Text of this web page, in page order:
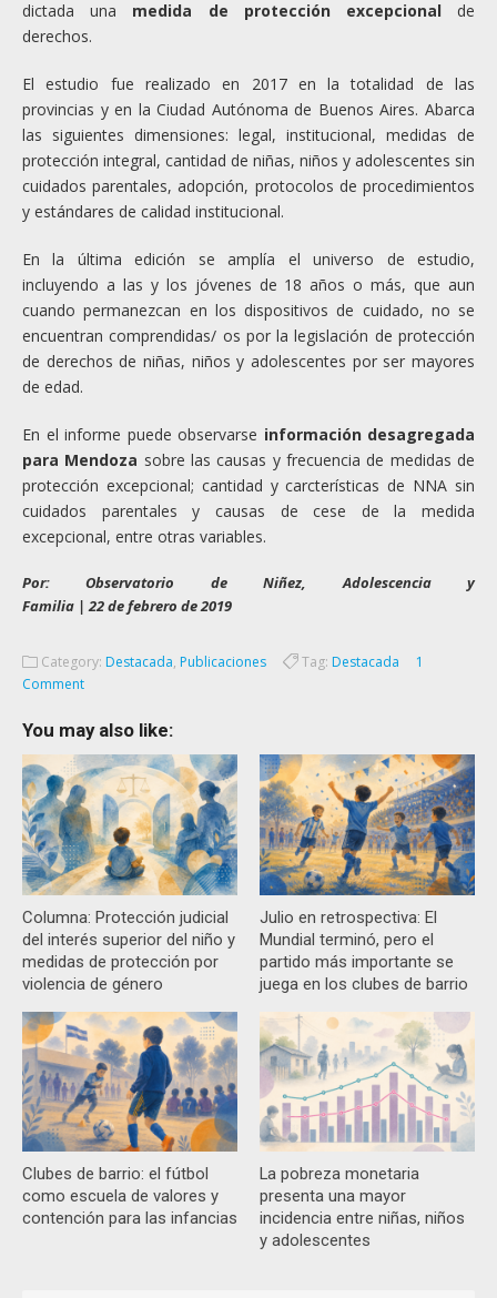
dictada una medida de protección excepcional de
derechos.
El estudio fue realizado en 2017 en la totalidad de las
provincias y en la Ciudad Autónoma de Buenos Aires. Abarca
las siguientes dimensiones: legal, institucional, medidas de
protección integral, cantidad de niñas, niños y adolescentes sin
cuidados parentales, adopción, protocolos de procedimientos
y estándares de calidad institucional.
En la última edición se amplía el universo de estudio,
incluyendo a las y los jóvenes de 18 años o más, que aun
cuando permanezcan en los dispositivos de cuidado, no se
encuentran comprendidas/ os por la legislación de protección
de derechos de niñas, niños y adolescentes por ser mayores
de edad.
En el informe puede observarse información desagregada
para Mendoza sobre las causas y frecuencia de medidas de
protección excepcional; cantidad y carcterísticas de NNA sin
cuidados parentales y causas de cese de la medida
excepcional, entre otras variables.
Por: Observatorio de Niñez, Adolescencia y
Familia | 22 de febrero de 2019
Category: Destacada, Publicaciones Tag: Destacada
1
Comment
You may also like:
Columna: Protección judicial
del interés superior del niño y
medidas de protección por
violencia de género
Julio en retrospectiva: El
Mundial terminó, pero el
partido más importante se
juega en los clubes de barrio
Clubes de barrio: el fútbol
como escuela de valores y
contención para las infancias
La pobreza monetaria
presenta una mayor
incidencia entre niñas, niños
y adolescentes